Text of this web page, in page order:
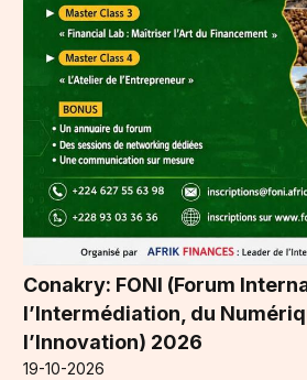
Conakry: FONI (Forum
l’Intermédiation, du
l’Innovation) 2026
19-10-2026